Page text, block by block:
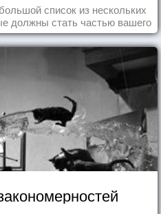
список из нескольких
должны стать частью вашего